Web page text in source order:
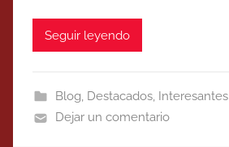
Seguir leyendo
Blog, Destacados, Interesantes
Dejar un comentario